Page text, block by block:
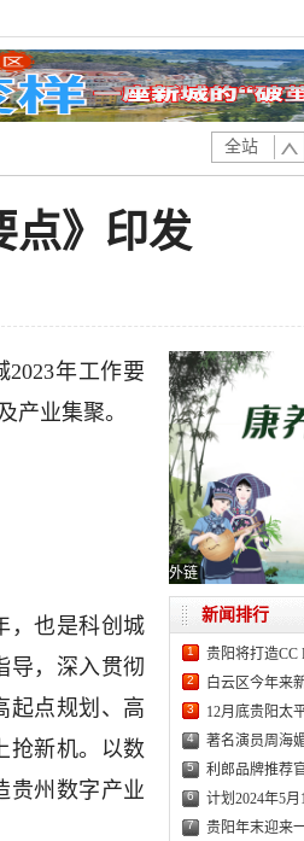
全站
点》印发
年工作要
产业集聚。
，也是科创城
导，深入贯彻
起点规划、高
抢新机。以数
贵州数字产业
外链
新闻排行
1 贵阳将打造CC
2 白云区今年来
3 12月底贵阳太
4 著名演员周海
5 利郎品牌推荐
6 计划2024年5
7 贵阳年末迎来